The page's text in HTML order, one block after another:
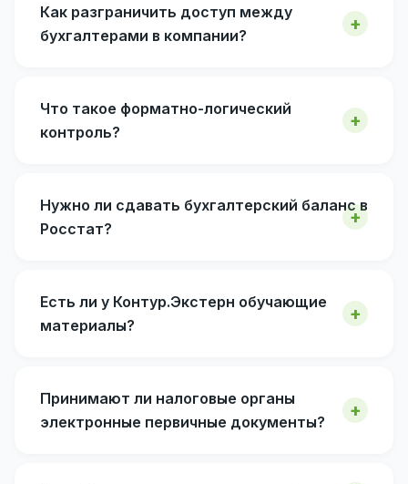
Как разграничить доступ между
бухгалтерами в компании?
Что такое форматно-логический
контроль?
Нужно ли сдавать бухгалтерский баланс в
Росстат?
Есть ли у Контур.Экстерн обучающие
материалы?
Принимают ли налоговые органы
электронные первичные документы?